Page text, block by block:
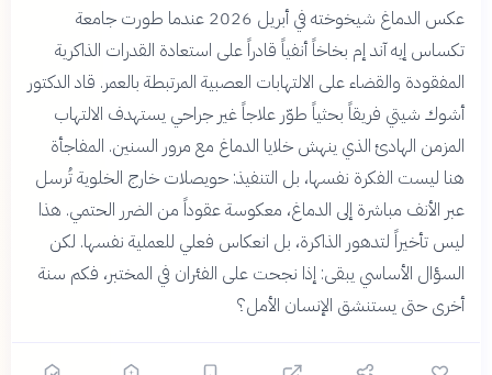
عكس الدماغ شيخوخته في أبريل 2026 عندما طورت جامعة
تكساس إيه آند إم بخاخاً أنفياً قادراً على استعادة القدرات الذاكرية
المفقودة والقضاء على الالتهابات العصبية المرتبطة بالعمر. قاد الدكتور
أشوك شيتي فريقاً بحثياً طوّر علاجاً غير جراحي يستهدف الالتهاب
المزمن الهادئ الذي ينهش خلايا الدماغ مع مرور السنين. المفاجأة
هنا ليست الفكرة نفسها، بل التنفيذ: حويصلات خارج الخلوية تُرسل
عبر الأنف مباشرة إلى الدماغ، معكوسة عقوداً من الضرر الحتمي. هذا
ليس تأخيراً لتدهور الذاكرة، بل انعكاس فعلي للعملية نفسها. لكن
السؤال الأساسي يبقى: إذا نجحت على الفئران في المختبر، فكم سنة
أخرى حتى يستنشق الإنسان الأمل؟